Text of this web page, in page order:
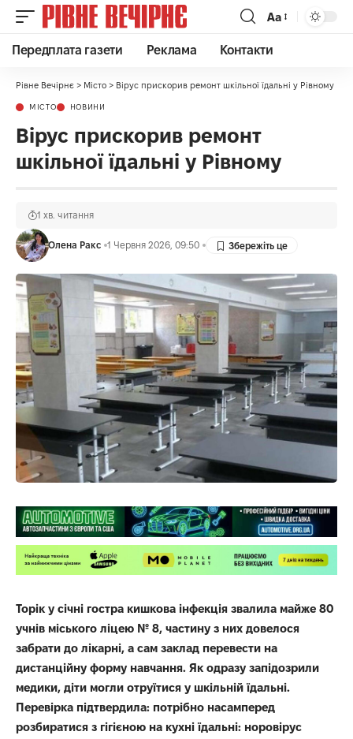
Аа
Передплата газети Реклама Контакти
Рівне Вечірнє > Місто > Вірус прискорив ремонт шкільної їдальні у Рівному
МІСТО НОВИНИ
Вірус прискорив ремонт
шкільної їдальні у Рівному
Олена Ракс 1 Червня 2026, 09:50
1 хв. читання
Торік у січні гостра кишкова інфекція звалила майже 80
учнів міського ліцею № 8, частину з них довелося
забрати до лікарні, а сам заклад перевести на
дистанційну форму навчання. Як одразу запідозрили
медики, діти могли отруїтися у шкільній їдальні.
Перевірка підтвердила: потрібно насамперед
розбиратися з гігієною на кухні їдальні: норовірус